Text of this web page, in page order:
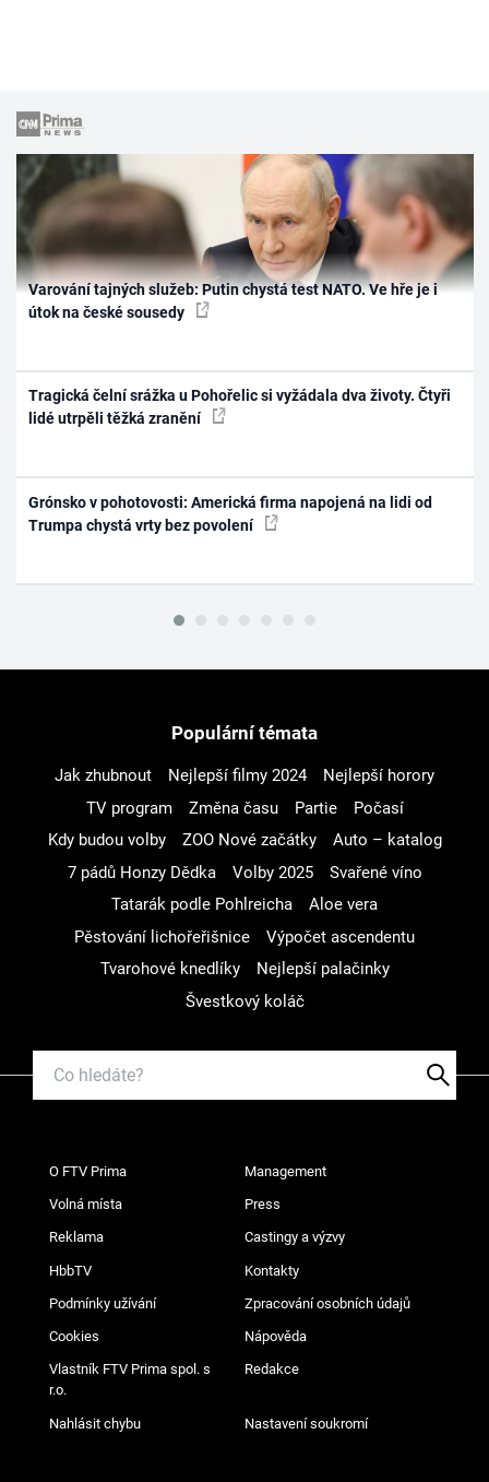
Varování tajných služeb: Putin chystá test NATO. Ve hře je i
útok na české sousedy
Tragická čelní srážka u Pohořelic si vyžádala dva životy. Čtyři
lidé utrpěli těžká zranění
Grónsko v pohotovosti: Americká firma napojená na lidi od
Trumpa chystá vrty bez povolení
Populární témata
Jak zhubnout Nejlepší filmy 2024
Nejlepší horory
TV program
Změna času Partie
Počasí
Kdy budou volby
ZOO Nové začátky
Auto – katalog
7 pádů Honzy Dědka
Volby 2025
Svařené víno
Tatarák podle Pohlreicha
Aloe vera
Pěstování lichořeřišnice
Výpočet ascendentu
Tvarohové knedlíky
Nejlepší palačinky
Švestkový koláč
O FTV Prima Management
Volná místa Press
Reklama Castingy a výzvy
HbbTV Kontakty
Podmínky užívání Zpracování osobních údajů
Cookies Nápověda
Vlastník FTV Prima spol. s
r.o.
Redakce
Nahlásit chybu Nastavení soukromí